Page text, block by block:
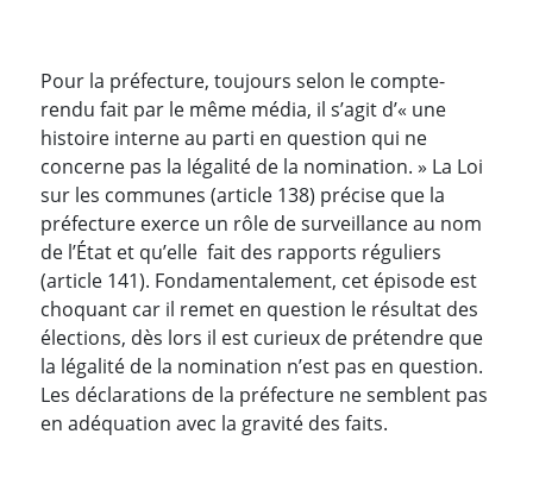
Pour la préfecture, toujours selon le compte-
rendu fait par le même média, il s’agit d’« une
histoire interne au parti en question qui ne
concerne pas la légalité de la nomination. » La Loi
sur les communes (article 138) précise que la
préfecture exerce un rôle de surveillance au nom
de l’État et qu’elle fait des rapports réguliers
(article 141). Fondamentalement, cet épisode est
choquant car il remet en question le résultat des
élections, dès lors il est curieux de prétendre que
la légalité de la nomination n’est pas en question.
Les déclarations de la préfecture ne semblent pas
en adéquation avec la gravité des faits.